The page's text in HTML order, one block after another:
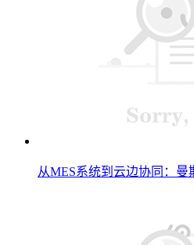
从MES系统到云边协同：